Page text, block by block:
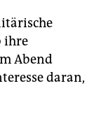
ihre
Abend
daran,